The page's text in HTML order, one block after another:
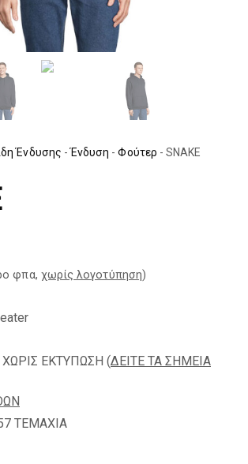
Ένδυσης - Ένδυση - Φούτερ - SNAKE
φπα, χωρίς λογοτύπηση)
ΧΩΡΙΣ ΕΚΤΥΠΩΣΗ (ΔΕΙΤΕ ΤΑ ΣΗΜΕΙΑ
TEMAXIA